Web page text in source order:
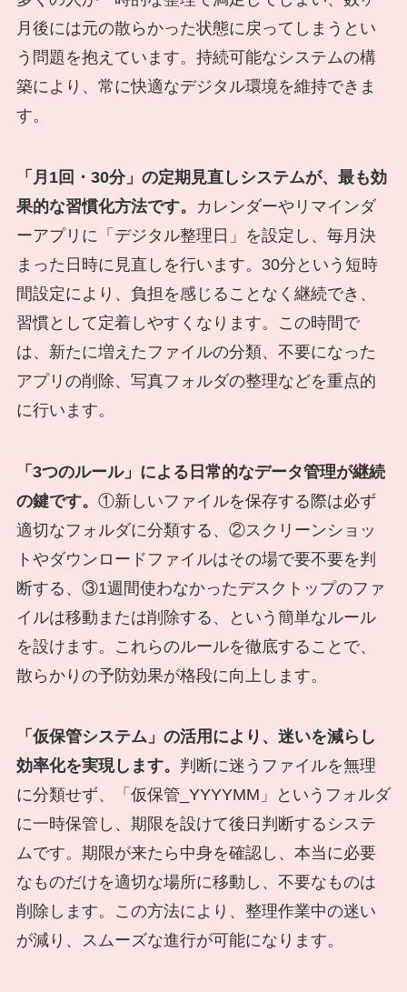
月後には元の散らかった状態に戻ってしまうとい
う問題を抱えています。持続可能なシステムの構
築により、常に快適なデジタル環境を維持できま
す。
「月1回・30分」の定期見直しシステムが、最も効
果的な習慣化方法です。
カレンダーやリマインダ
ーアプリに「デジタル整理日」を設定し、毎月決
まった日時に見直しを行います。30分という短時
間設定により、負担を感じることなく継続でき、
習慣として定着しやすくなります。この時間で
は、新たに増えたファイルの分類、不要になった
アプリの削除、写真フォルダの整理などを重点的
に行います。
「3つのルール」による日常的なデータ管理が継続
の鍵です。 ①新しいファイルを保存する際は必ず
適切なフォルダに分類する、②スクリーンショッ
トやダウンロードファイルはその場で要不要を判
断する、③1週間使わなかったデスクトップのファ
イルは移動または削除する、という簡単なルール
を設けます。これらのルールを徹底することで、
散らかりの予防効果が格段に向上します。
「仮保管システム」の活用により、迷いを減らし
効率化を実現します。 判断に迷うファイルを無理
に分類せず、「仮保管_YYYYMM」というフォルダ
に一時保管し、期限を設けて後日判断するシステ
ムです。期限が来たら中身を確認し、本当に必要
なものだけを適切な場所に移動し、不要なものは
削除します。この方法により、整理作業中の迷い
が減り、スムーズな進行が可能になります。